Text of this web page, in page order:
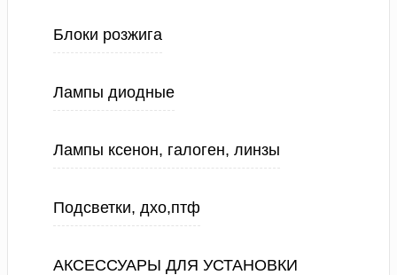
Блоки розжига
Лампы диодные
Лампы ксенон, галоген, линзы
Подсветки, дхо,птф
АКСЕССУАРЫ ДЛЯ УСТАНОВКИ